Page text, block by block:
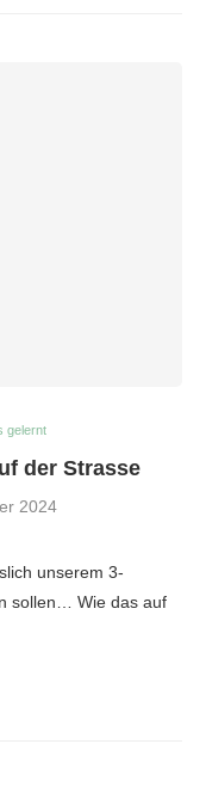
gelernt
der Strasse
2024
unserem 3-
sollen… Wie das auf